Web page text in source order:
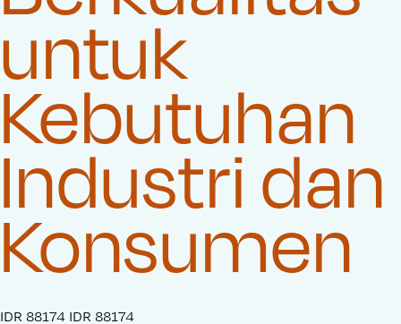
untuk
Kebutuhan
Industri dan
Konsumen
S
IDR 88174 O
IDR 88174